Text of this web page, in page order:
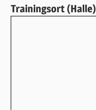
Trainingsort (Halle)